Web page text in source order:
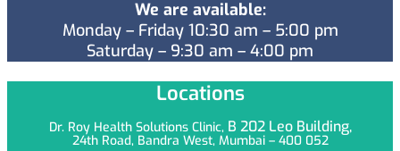
We are available:
Monday – Friday 10:30 am – 5:00 pm
Saturday – 9:30 am – 4:00 pm
Locations
Dr. Roy Health Solutions Clinic, B 202 Leo Building,
24th Road, Bandra West, Mumbai – 400 052